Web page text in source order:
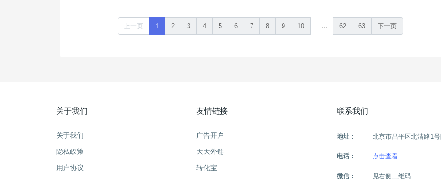
上一页 1 2 3 4 5 6 7 8 9 10 ... 62 63 下一页
关于我们
关于我们
隐私政策
用户协议
友情链接
广告开户
天天外链
转化宝
联系我们
地址 : 北京市昌平区北清路1
电话 : 点击查看
微信 : 见右侧二维码